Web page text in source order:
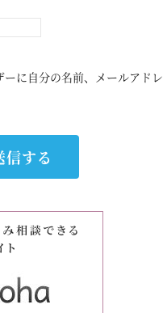
に自分の名前、メールアドレ